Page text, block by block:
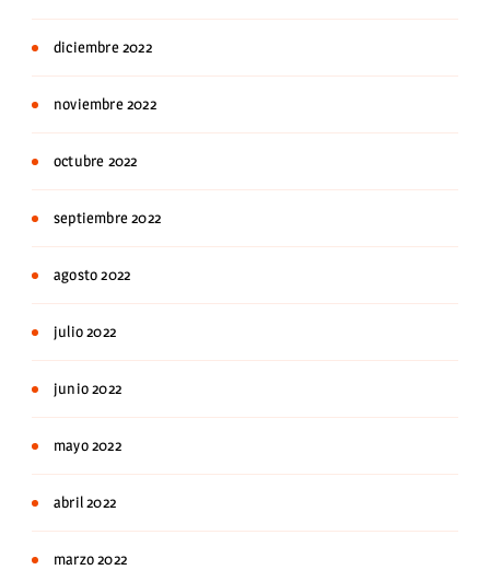
diciembre 2022
noviembre 2022
octubre 2022
septiembre 2022
agosto 2022
julio 2022
junio 2022
mayo 2022
abril 2022
marzo 2022